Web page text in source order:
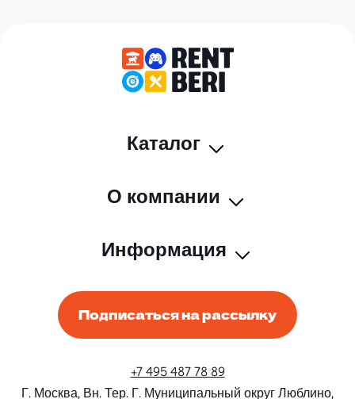
Каталог
О компании
Информация
Подписаться на рассылку
+7 495 487 78 89
Г. Москва, Вн. Тер. Г. Муниципальный округ Люблино,